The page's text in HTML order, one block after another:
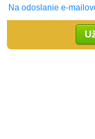
Na odoslanie e-